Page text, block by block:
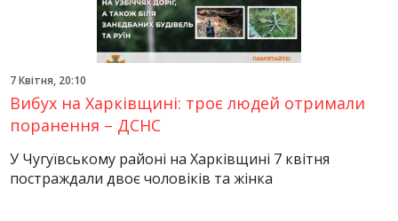
7 Квітня, 20:10
Вибух на Харківщині: троє людей отримали
поранення – ДСНС
У Чугуївському районі на Харківщині 7 квітня
постраждали двоє чоловіків та жінка